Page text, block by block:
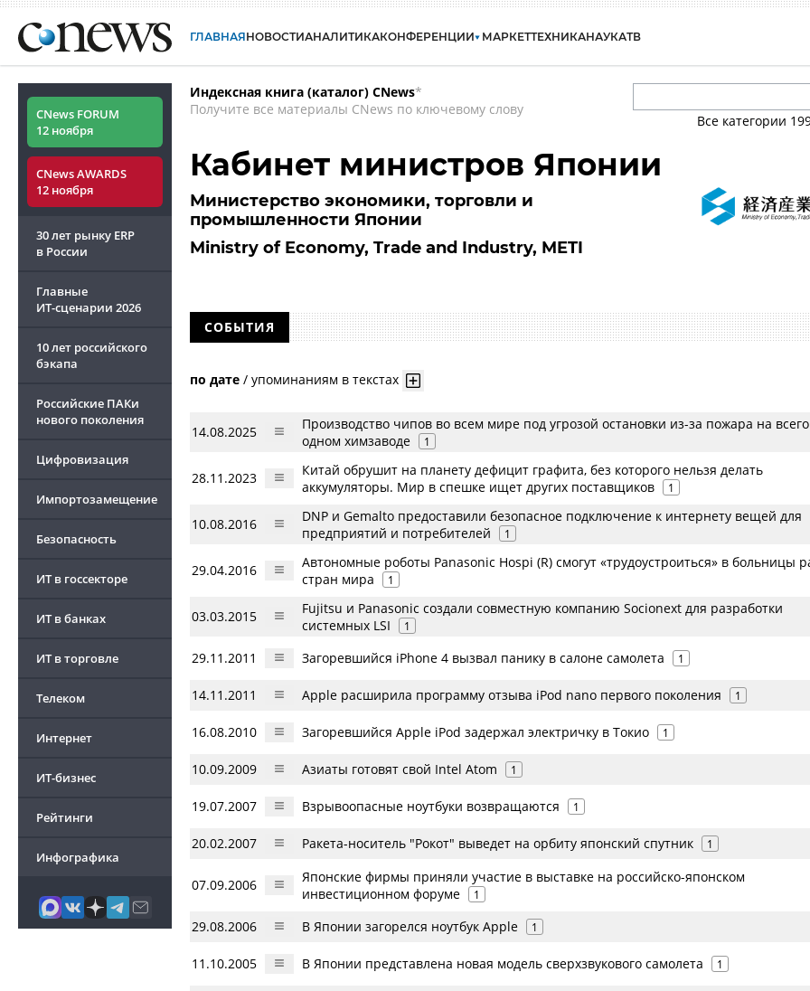
ГЛАВНАЯНОВОСТИАНАЛИТИКАКОНФЕРЕНЦИИ МАРКЕТТЕХНИКАНАУКАТВ
CNews FORUM
12 ноября
CNews AWARDS
12 ноября
30 лет рынку ERP
в России
Главные
ИТ-сценарии 2026
10 лет российского
бэкапа
Российские ПАКи
нового поколения
Цифровизация
Импортозамещение
Безопасность
ИТ в госсекторе
ИТ в банках
ИТ в торговле
Телеком
Интернет
ИТ-бизнес
Рейтинги
Инфографика
Индексная книга (каталог) CNews*
Получите все материалы CNews по ключевому слову
Все категории
Кабинет министров Японии
Министерство экономики, торговли и
промышленности Японии
Ministry of Economy, Trade and Industry, METI
СОБЫТИЯ
по дате / упоминаниям в текстах
14.08.2025
Производство чипов во всем мире под угрозой остановки из-за пожара на
одном химзаводе
1
28.11.2023
Китай обрушит на планету дефицит графита, без которого нельзя делать
аккумуляторы. Мир в спешке ищет других поставщиков
1
10.08.2016
DNP и Gemalto предоставили безопасное подключение к интернету вещей для
предприятий и потребителей
1
29.04.2016
Автономные роботы Panasonic Hospi (R) смогут «трудоустроиться» в больницы
стран мира
1
03.03.2015
Fujitsu и Panasonic создали совместную компанию Socionext для разработки
системных LSI
1
29.11.2011 Загоревшийся iPhone 4 вызвал панику в салоне самолета 1
14.11.2011 Apple расширила программу отзыва iPod nano первого поколения 1
16.08.2010 Загоревшийся Apple iPod задержал электричку в Токио 1
10.09.2009 Азиаты готовят свой Intel Atom 1
19.07.2007 Взрывоопасные ноутбуки возвращаются 1
20.02.2007 Ракета-носитель "Рокот" выведет на орбиту японский спутник 1
07.09.2006
Японские фирмы приняли участие в выставке на российско-японском
инвестиционном форуме
1
29.08.2006 В Японии загорелся ноутбук Apple 1
11.10.2005 В Японии представлена новая модель сверхзвукового самолета 1